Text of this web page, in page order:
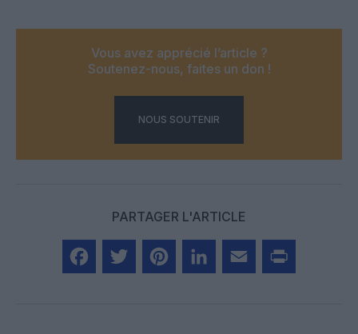
Vous avez apprécié l’article ?
Soutenez-nous, faites un don !
NOUS SOUTENIR
PARTAGER L'ARTICLE